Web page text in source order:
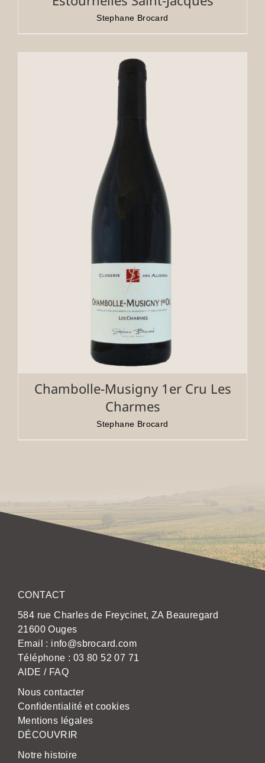
Stephane Brocard
Chambolle-Musigny 1er Cru Les
Charmes
Stephane Brocard
CONTACT
584 rue Charles de Freycinet, ZA Beauregard
21600 Ouges
Email : info@sbrocard.com
Téléphone : 03 80 52 07 71
AIDE / FAQ
Nous contacter
Confidentialité et cookies
Mentions légales
DÉCOUVRIR
Notre histoire